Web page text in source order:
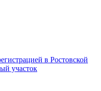
в Ростовской
участок